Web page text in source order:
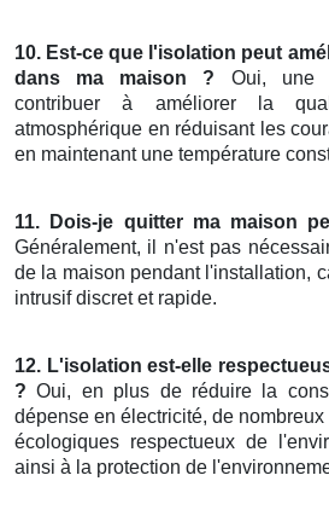
10. Est-ce que l'isolation peut
dans ma maison ? Oui, une
contribuer à améliorer la
atmosphérique en réduisant les
en maintenant une température
11. Dois-je quitter ma maison
Généralement, il n'est pas
de la maison pendant l'installation,
intrusif discret et rapide.
12. L'isolation est-elle
? Oui, en plus de réduire la
dépense en électricité, de
écologiques respectueux de
ainsi à la protection de